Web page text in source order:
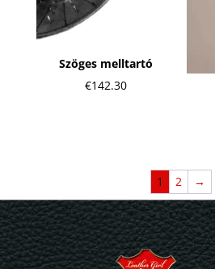
Szöges melltartó
€142.30
1 2 →